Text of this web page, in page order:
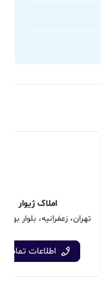
املاک ژیوار
اطلاعات تماس